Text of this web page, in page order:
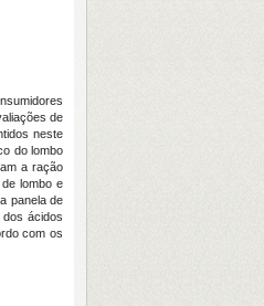
de
neste
do lombo
a ração
lombo e
panela de
ácidos
com os